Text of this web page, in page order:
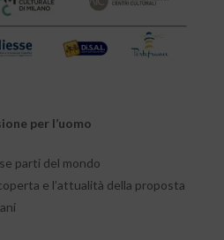
per l’uomo
parti del mondo
e l’attualità della proposta